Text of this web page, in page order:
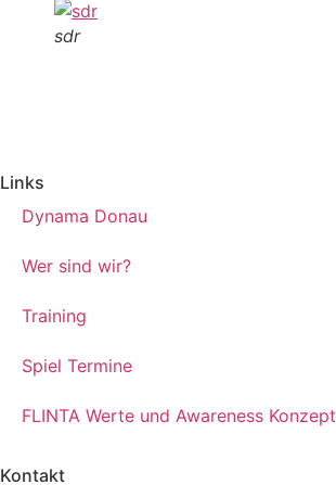
sdr
Links
Dynama Donau
Wer sind wir?
Training
Spiel Termine
FLINTA Werte und Awareness Konzept
Kontakt